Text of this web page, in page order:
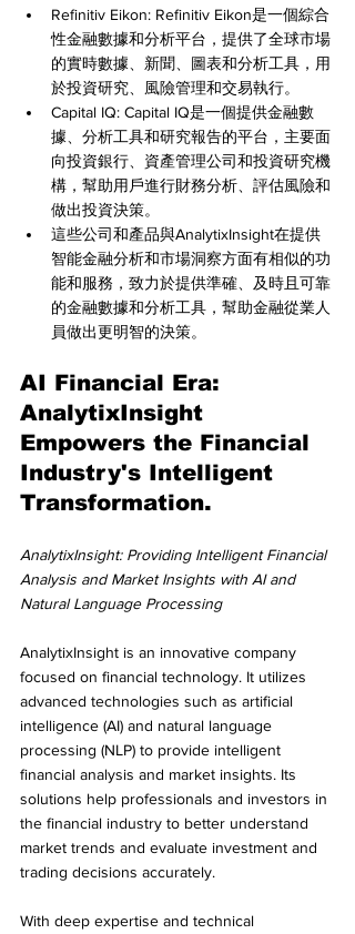
Refinitiv Eikon: Refinitiv Eikon是一個綜合
性金融數據和分析平台，提供了全球市場
的實時數據、新聞、圖表和分析工具，用
於投資研究、風險管理和交易執行。
Capital IQ: Capital IQ是一個提供金融數
據、分析工具和研究報告的平台，主要面
向投資銀行、資產管理公司和投資研究機
構，幫助用戶進行財務分析、評估風險和
做出投資決策。
這些公司和產品與AnalytixInsight在提供
智能金融分析和市場洞察方面有相似的功
能和服務，致力於提供準確、及時且可靠
的金融數據和分析工具，幫助金融從業人
員做出更明智的決策。
AI Financial Era:
AnalytixInsight
Empowers the Financial
Industry's Intelligent
Transformation.
AnalytixInsight: Providing Intelligent Financial
Analysis and Market Insights with AI and
Natural Language Processing
AnalytixInsight is an innovative company
focused on financial technology. It utilizes
advanced technologies such as artificial
intelligence (AI) and natural language
processing (NLP) to provide intelligent
financial analysis and market insights. Its
solutions help professionals and investors in
the financial industry to better understand
market trends and evaluate investment and
trading decisions accurately.
With deep expertise and technical